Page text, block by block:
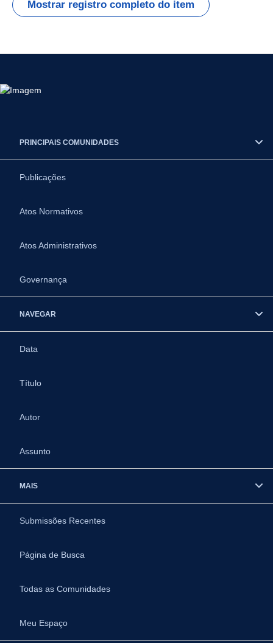
Mostrar registro completo do item
PRINCIPAIS COMUNIDADES
Publicações
Atos Normativos
Atos Administrativos
Governança
NAVEGAR
Data
Título
Autor
Assunto
MAIS
Submissões Recentes
Página de Busca
Todas as Comunidades
Meu Espaço